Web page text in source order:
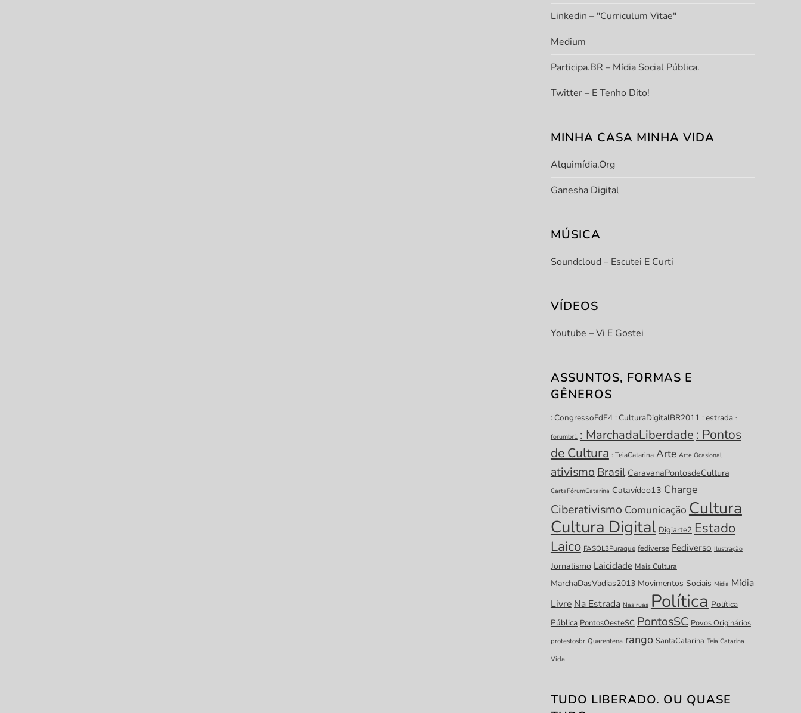
Linkedin – "Curriculum Vitae"
Medium
Participa.BR – Mídia Social Pública.
Twitter – E Tenho Dito!
MINHA CASA MINHA VIDA
Alquimídia.org
Ganesha Digital
MÚSICA
Soundcloud – Escutei E Curti
VÍDEOS
Youtube – Vi E Gostei
ASSUNTOS, FORMAS E
GÊNEROS
: CongressoFdE4 : CulturaDigitalBR2011 : estrada :
forumbr1 : MarchadaLiberdade : Pontos
de Cultura : TeiaCatarina Arte Arte Ocasional
ativismo Brasil CaravanaPontosdeCultura
CartaFórumCatarina Catavídeo13 Charge
Ciberativismo Comunicação Cultura
Cultura Digital Digiarte2 Estado
Laico FASOL3Puraque fediverse Fediverso Ilustração
Jornalismo Laicidade Mais Cultura
MarchaDasVadias2013 Movimentos Sociais Mídia Mídia
Livre Na Estrada Nas ruas Política Política
Pública PontosOesteSC PontosSC Povos Originários
protestosbr Quarentena rango SantaCatarina Teia Catarina
Vida
TUDO LIBERADO. OU QUASE